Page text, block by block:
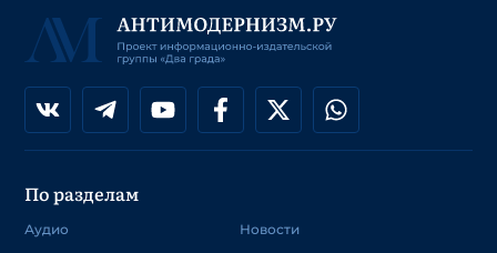
По разделам
Аудио
Новости